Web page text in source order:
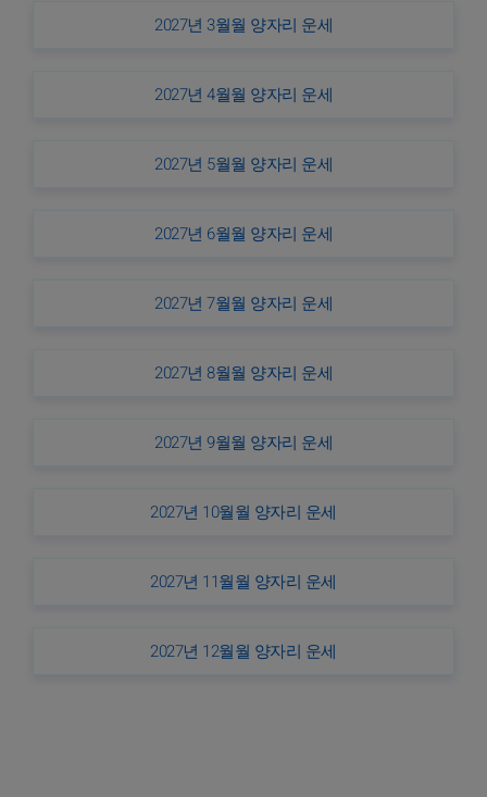
2027년 3월월 양자리 운세
2027년 4월월 양자리 운세
2027년 5월월 양자리 운세
2027년 6월월 양자리 운세
2027년 7월월 양자리 운세
2027년 8월월 양자리 운세
2027년 9월월 양자리 운세
2027년 10월월 양자리 운세
2027년 11월월 양자리 운세
2027년 12월월 양자리 운세